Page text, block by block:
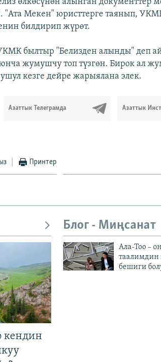
​"Ата Мекен" юристтерге таянып,
билдирип жүрөт.
былтыр "Белизден алынды" деп
жумушчу топ түзгөн. Бирок ал
кезге дейре жарыялана элек.
Азаттык Телеграмда Азаттык
Принтер
кендин
Блог - Миңсанат
Ала-Тоо –
таалимдин
бешиги